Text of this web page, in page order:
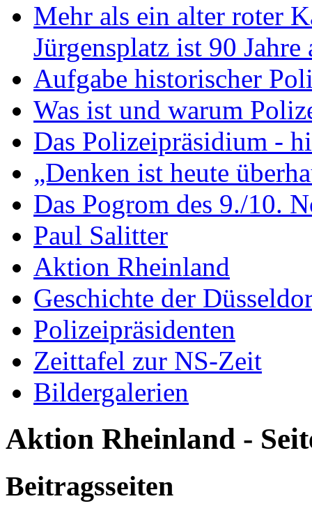
Mehr als ein alter roter
Jürgensplatz ist 90
Aufgabe historischer
Was ist und warum
Das Polizeipräsidium -
„Denken ist heute
Das Pogrom des 9./10.
Paul Salitter
Aktion Rheinland
Geschichte der
Polizeipräsidenten
Zeittafel zur NS-Zeit
Bildergalerien
Aktion Rheinland -
Beitragsseiten